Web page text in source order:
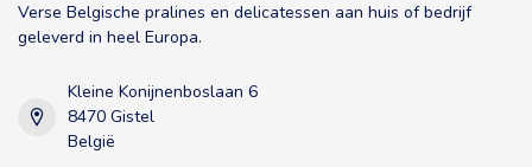
Verse Belgische pralines en delicatessen aan huis of bedrijf
geleverd in heel Europa.
Kleine Konijnenboslaan 6
8470 Gistel
België